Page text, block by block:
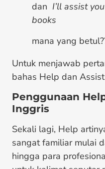
dan I’ll assist
books
mana yang
Untuk menjawab
bahas Help dan
Penggunaan
Inggris
Sekali lagi, Help
sangat familiar mulai
hingga para